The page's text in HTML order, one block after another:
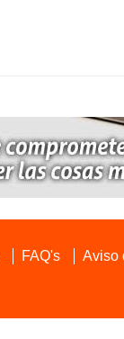
FAQ's Aviso